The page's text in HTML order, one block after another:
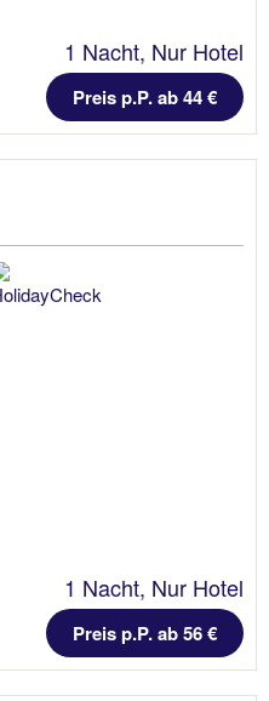
1 Nacht, Nur Hotel
Preis p.P. ab 44 €
1 Nacht, Nur Hotel
Preis p.P. ab 56 €